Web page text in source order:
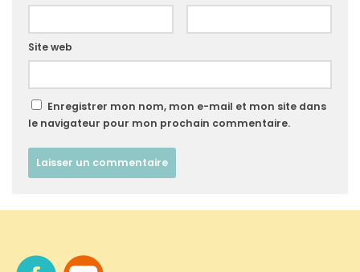
Site web
Enregistrer mon nom, mon e-mail et mon site dans
le navigateur pour mon prochain commentaire.